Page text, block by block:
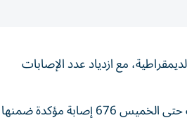
مع ازدياد عدد الإصابات
وبحسب الأرقام الصادرة عن وزارة الصحة الكونغولية، والتي نقلتها منظمة الصحة العالمية، سُجّلت حتى الخميس 676 إصابة مؤكدة ضمنها